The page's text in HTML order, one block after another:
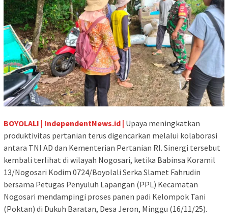
BOYOLALI | IndependentNews.id | Upaya meningkatkan
produktivitas pertanian terus digencarkan melalui kolaborasi
antara TNI AD dan Kementerian Pertanian RI. Sinergi tersebut
kembali terlihat di wilayah Nogosari, ketika Babinsa Koramil
13/Nogosari Kodim 0724/Boyolali Serka Slamet Fahrudin
bersama Petugas Penyuluh Lapangan (PPL) Kecamatan
Nogosari mendampingi proses panen padi Kelompok Tani
(Poktan) di Dukuh Baratan, Desa Jeron, Minggu (16/11/25).